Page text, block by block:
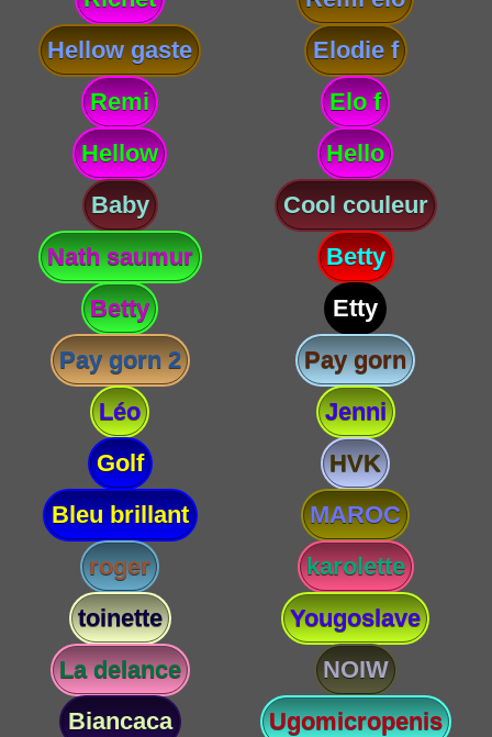
Hellow gaste
Elodie f
Remi
Elo f
Hellow
Hello
Baby
Cool couleur
Nath saumur
Betty
Betty
Etty
Pay gorn 2
Pay gorn
Léo
Jenni
Golf
HVK
Bleu brillant
MAROC
roger
karolette
toinette
Yougoslave
La delance
NOIW
Biancaca
Ugomicropenis